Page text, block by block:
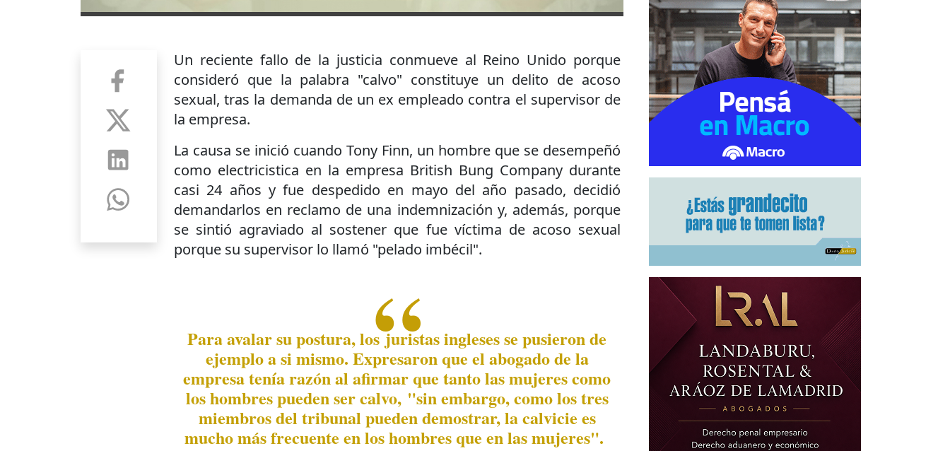
Un reciente fallo de la justicia conmueve al Reino Unido porque
consideró que la palabra "calvo" constituye un delito de acoso
sexual, tras la demanda de un ex empleado contra el supervisor de
la empresa.
La causa se inició cuando Tony Finn, un hombre que se desempeñó
como electricistica en la empresa British Bung Company durante
casi 24 años y fue despedido en mayo del año pasado, decidió
demandarlos en reclamo de una indemnización y, además, porque
se sintió agraviado al sostener que fue víctima de acoso sexual
porque su supervisor lo llamó "pelado imbécil".
Para avalar su postura, los juristas ingleses se pusieron de
ejemplo a si mismo. Expresaron que el abogado de la
empresa tenía razón al afirmar que tanto las mujeres como
los hombres pueden ser calvo, "sin embargo, como los tres
miembros del tribunal pueden demostrar, la calvicie es
mucho más frecuente en los hombres que en las mujeres".